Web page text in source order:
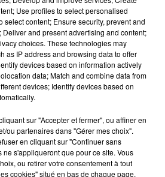
POUR HOMICIDE
Use profiles to select personalised
select content; Ensure security, prevent and
Deliver and present advertising and content;
choices. These technologies may
as IP address and browsing data to offer
devices based on information actively
data; Match and combine data from
devices; Identify devices based on
sur "Accepter et fermer", ou affiner en
ou partenaires dans "Gérer mes choix".
en cliquant sur "Continuer sans
ne s'appliqueront que pour ce site. Vous
ou retirer votre consentement à tout
cookies" situé en bas de chaque page.